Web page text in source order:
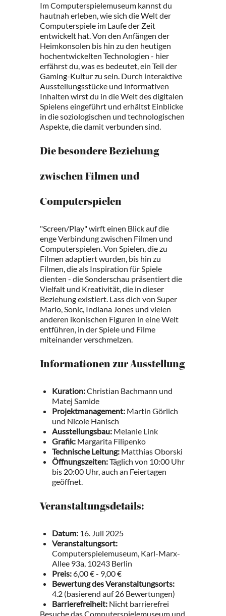
Im Computerspielemuseum kannst du
hautnah erleben, wie sich die Welt der
Computerspiele im Laufe der Zeit
entwickelt hat. Von den Anfängen der
Heimkonsolen bis hin zu den heutigen
hochentwickelten Technologien - hier
erfährst du, was es bedeutet, ein Teil der
Gaming-Kultur zu sein. Durch interaktive
Ausstellungsstücke und informativen
Inhalten wirst du in die Welt des digitalen
Spielens eingeführt und erhältst Einblicke
in die soziologischen und technologischen
Aspekte, die damit verbunden sind.
Die besondere Beziehung
zwischen Filmen und
Computerspielen
"Screen/Play" wirft einen Blick auf die
enge Verbindung zwischen Filmen und
Computerspielen. Von Spielen, die zu
Filmen adaptiert wurden, bis hin zu
Filmen, die als Inspiration für Spiele
dienten - die Sonderschau präsentiert die
Vielfalt und Kreativität, die in dieser
Beziehung existiert. Lass dich von Super
Mario, Sonic, Indiana Jones und vielen
anderen ikonischen Figuren in eine Welt
entführen, in der Spiele und Filme
miteinander verschmelzen.
Informationen zur Ausstellung
Kuration:Christian Bachmann und
Matej Samide
Projektmanagement: Martin Görlich
und Nicole Hanisch
Ausstellungsbau: Melanie Link
Grafik: Margarita Filipenko
Technische Leitung: Matthias Oborski
Öffnungszeiten:Täglich von 10:00 Uhr
bis 20:00 Uhr, auch an Feiertagen
geöffnet.
Veranstaltungsdetails:
Datum: 16. Juli 2025
Veranstaltungsort:
Computerspielemuseum, Karl-Marx-
Allee 93a, 10243 Berlin
Preis:6,00 € - 9,00 €
Bewertung des Veranstaltungsorts:
4.2 (basierend auf 26 Bewertungen)
Barrierefreiheit: Nicht barrierefrei
Besuche das Computerspielemuseum und